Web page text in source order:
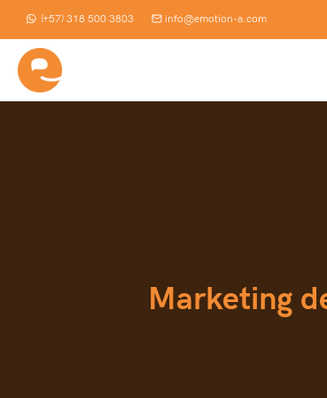
Saltar
contenido
(+57) 318 500 3803 info@emotion-a.com
Marketing